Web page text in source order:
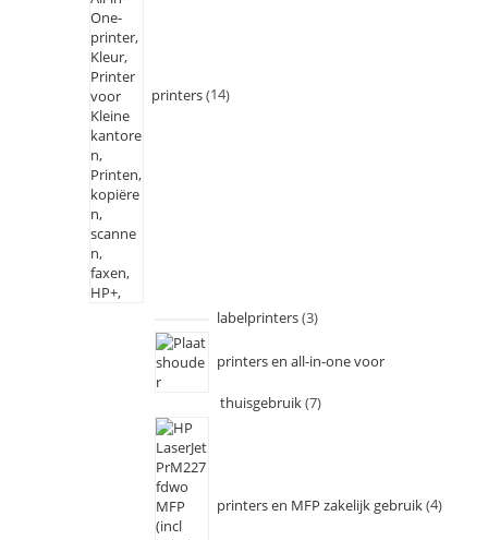
printers 14
labelprinters 3
printers en all-in-one voor
thuisgebruik 7
printers en MFP zakelijk gebruik 4